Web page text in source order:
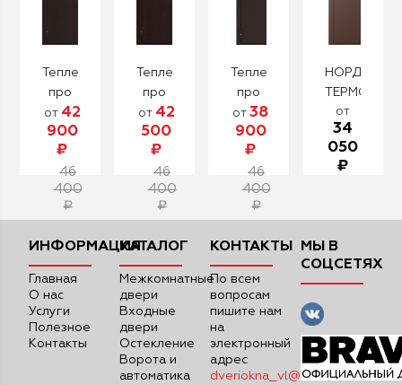
Теплер
про
бетон
грей
от 42
900
₽
46
400
₽
Теплер
про
сосна
от 42
500
₽
46
400
₽
Теплер
про
венге
от 38
900
₽
46
400
₽
НОРД
от
34
050
₽
ИНФОРМАЦИЯ
Главная
О нас
Услуги
Полезное
Контакты
КАТАЛОГ
Межкомнатные
двери
Входные
двери
Остекление
Ворота и
автоматика
КОНТАКТЫ
По всем
вопросам
пишите нам
на
электронный
адрес
dveriokna_vl@mail.ru
МЫ В
СОЦСЕТЯХ